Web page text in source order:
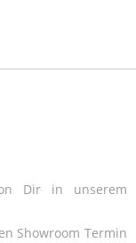
Dir in unserem
Showroom Termin